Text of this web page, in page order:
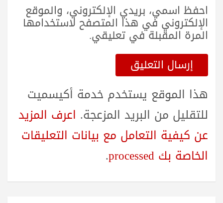
احفظ اسمي، بريدي الإلكتروني، والموقع
الإلكتروني في هذا المتصفح لاستخدامها
المرة المقبلة في تعليقي.
هذا الموقع يستخدم خدمة أكيسميت
للتقليل من البريد المزعجة. اعرف المزيد
عن كيفية التعامل مع بيانات التعليقات
الخاصة بك processed
.